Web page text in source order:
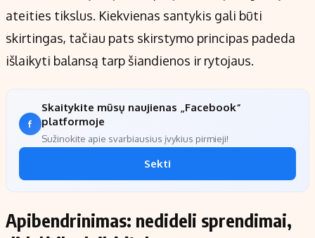
ateities tikslus. Kiekvienas santykis gali būti
skirtingas, tačiau pats skirstymo principas padeda
išlaikyti balansą tarp šiandienos ir rytojaus.
Skaitykite mūsų naujienas „Facebook“
platformoje
Sužinokite apie svarbiausius įvykius pirmieji!
Sekti
Apibendrinimas: nedideli sprendimai,